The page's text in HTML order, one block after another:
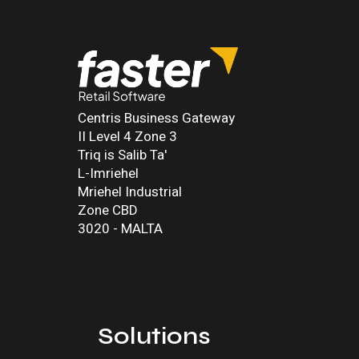
Centris Business Gateway
II Level 4 Zone 3
Triq is Salib Ta'
L-Imriehel
Mriehel Industrial
Zone CBD
3020 - MALTA
Solutions